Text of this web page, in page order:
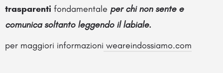
trasparenti fondamentale per chi non sente e
comunica soltanto leggendo il labiale.
per maggiori informazioni weareindossiamo.com